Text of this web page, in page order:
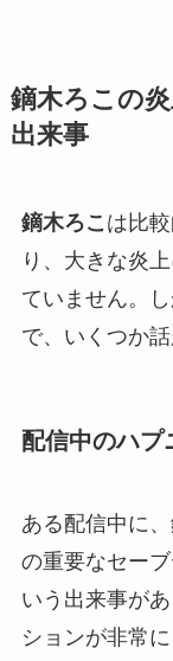
鏑木ろこの
出来事
鏑木ろこは比
り、大きな炎
ていません。
で、いくつか
配信中のハプ
ある配信中に
の重要なセー
いう出来事が
ションが非常